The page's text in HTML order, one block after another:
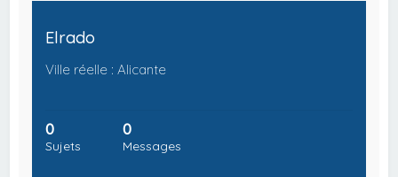
Elrado
Ville réelle : Alicante
0
Sujets
0
Messages